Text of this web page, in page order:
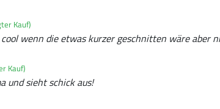
Kauf)
wenn die etwas kurzer geschnitten wäre aber
Kauf)
und sieht schick aus!